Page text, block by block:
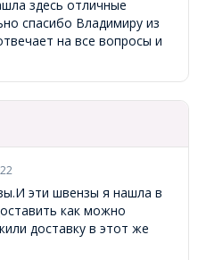
здесь отличные
спасибо Владимиру из
на все вопросы и
эти швензы я нашла в
как можно
доставку в этот же